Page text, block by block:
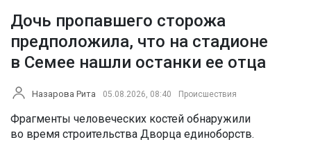
Дочь пропавшего сторожа
предположила, что на стадионе
в Семее нашли останки ее отца
Назарова Рита 05.08.2026, 08:40 Происшествия
Фрагменты человеческих костей обнаружили
во время строительства Дворца единоборств.